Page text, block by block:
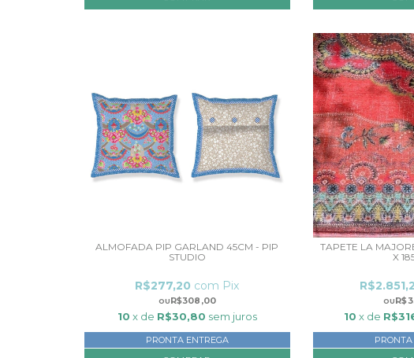
ALMOFADA PIP GARLAND 45CM - PIP
STUDIO
R$308,00
R$277,20 com Pix
10 x de R$30,80 sem juros
PRONTA ENTREGA
TAPETE LA
X
10 x de